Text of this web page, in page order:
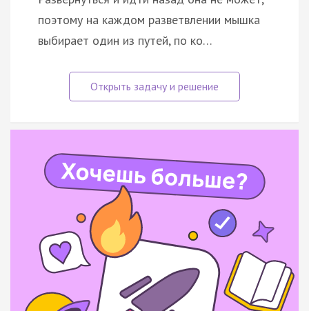
поэтому на каждом разветвлении мышка
выбирает один из путей, по ко…